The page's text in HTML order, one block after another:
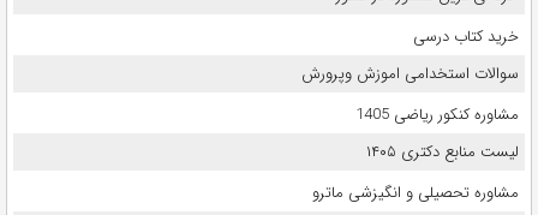
خرید کتاب درسی
سوالات استخدامی اموزش وپرورش
مشاوره کنکور ریاضی 1405
لیست منابع دکتری ۱۴۰۵
مشاوره تحصیلی و انگیزشی ماترو